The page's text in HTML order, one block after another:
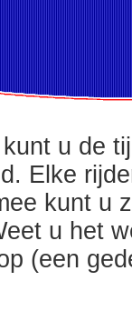
"-//
u de
Elke
kunt u
u het
(een